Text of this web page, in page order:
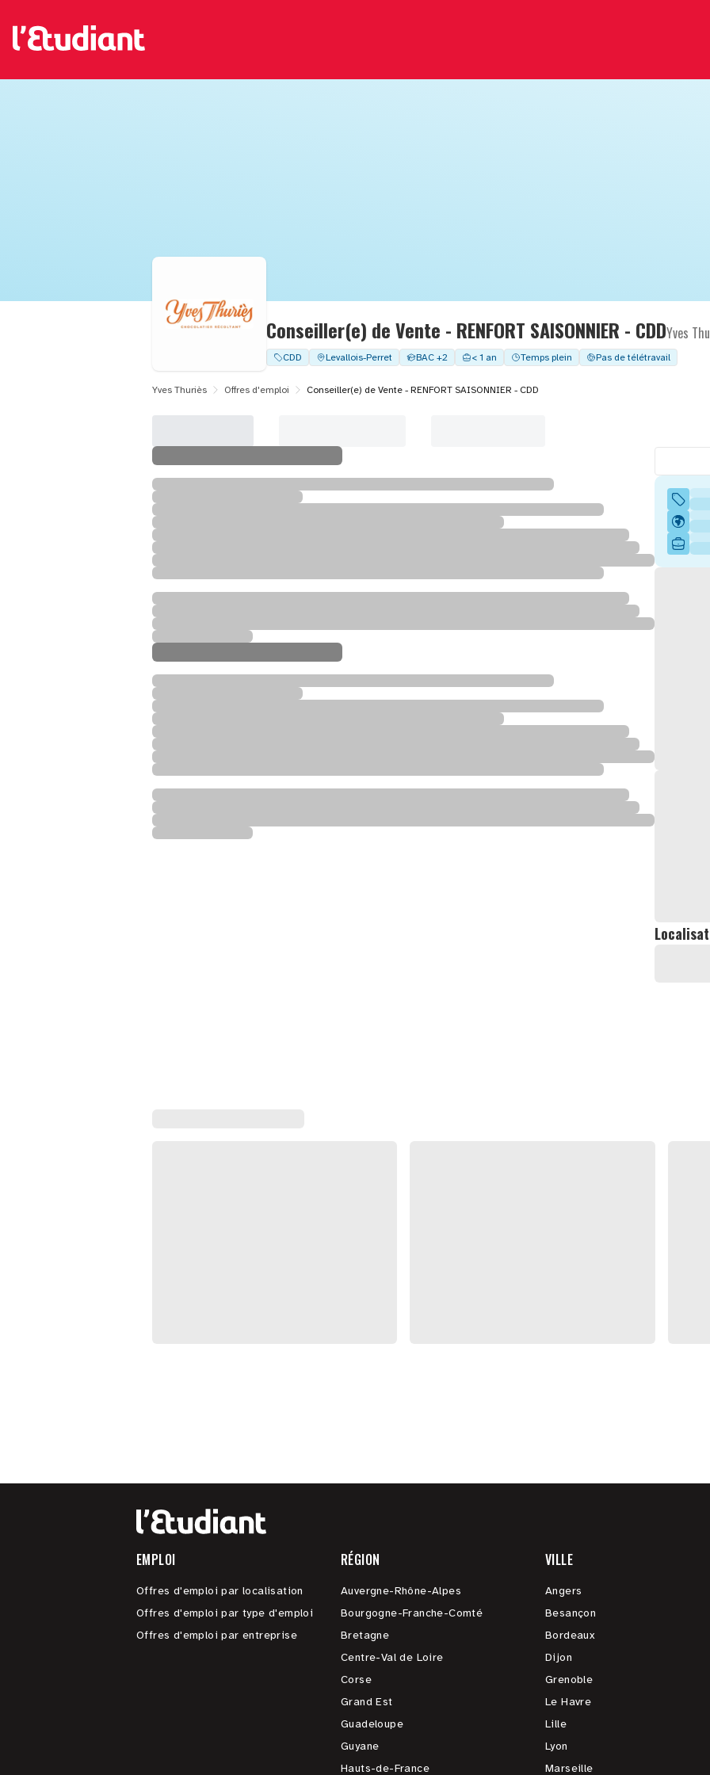
Conseiller(e) de Vente - RENFORT SAISONNIER - CDDYves
CDD Levallois-Perret BAC +2 < 1 an Temps plein Pas de télétravail
Yves Thuriès Offres d'emploi Conseiller(e) de Vente - RENFORT SAISONNIER - CDD
EMPLOI
Offres d'emploi par localisation
Offres d'emploi par type d'emploi
Offres d'emploi par entreprise
RÉGION
Auvergne-Rhône-Alpes
Bourgogne-Franche-Comté
Bretagne
Centre-Val de Loire
Corse
Grand Est
Guadeloupe
Guyane
Hauts-de-France
VILLE
Angers
Besançon
Bordeaux
Dijon
Grenoble
Le Havre
Lille
Lyon
Marseille